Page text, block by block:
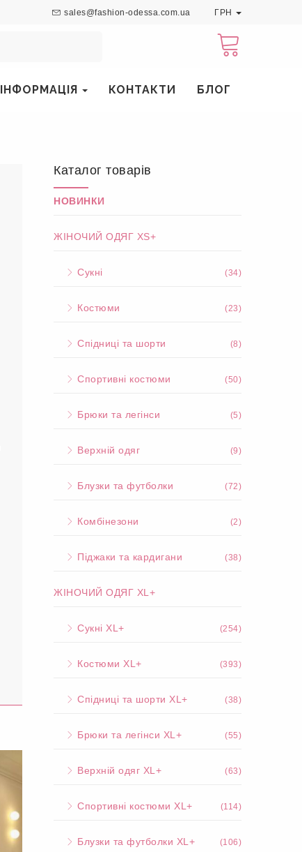
sales@fashion-odessa.com.ua ГРН
ІНФОРМАЦІЯ КОНТАКТИ БЛОГ
Каталог товарів
НОВИНКИ
ЖІНОЧИЙ ОДЯГ XS+
Сукні (34)
Костюми (23)
Спідниці та шорти (8)
Спортивні костюми (50)
Брюки та легінси (5)
Верхній одяг (9)
Блузки та футболки (72)
Комбінезони (2)
Піджаки та кардигани (38)
ЖІНОЧИЙ ОДЯГ XL+
Сукні XL+ (254)
Костюми XL+ (393)
Спідниці та шорти XL+ (38)
Брюки та легінси XL+ (55)
Верхній одяг XL+ (63)
Спортивні костюми XL+ (114)
Блузки та футболки XL+ (106)